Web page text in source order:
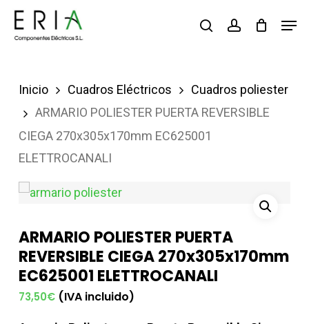
Saltar
buscaraccount
Inicio Cuadros Eléctricos
Cuadros poliester
ARMARIO POLIESTER PUERTA REVERSIBLE
CIEGA 270x305x170mm EC625001
ELETTROCANALI
ARMARIO POLIESTER PUERTA
REVERSIBLE CIEGA 270x305x170mm
EC625001 ELETTROCANALI
73,50€ (IVA incluido)